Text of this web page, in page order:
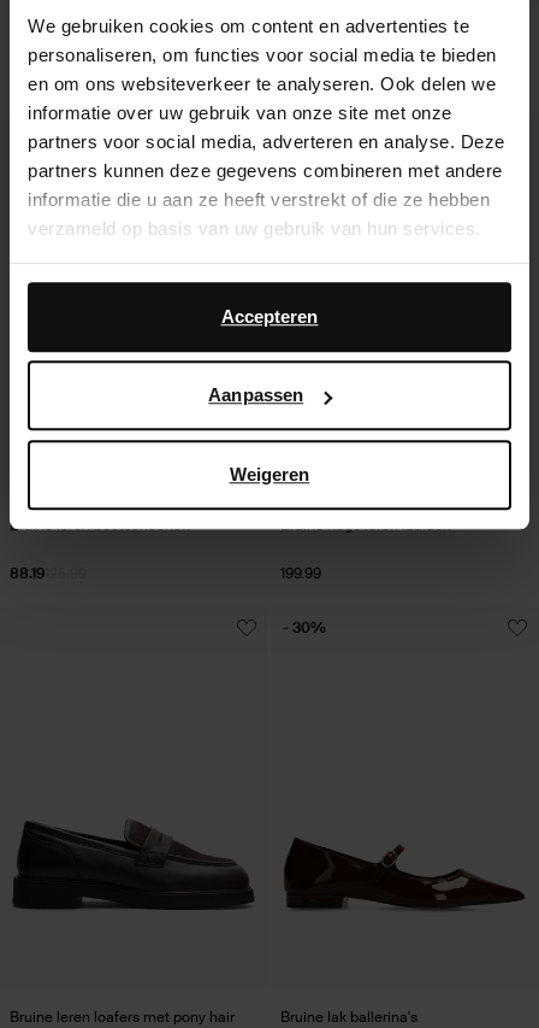
We gebruiken cookies om content en advertenties te
personaliseren, om functies voor social media te bieden
en om ons websiteverkeer te analyseren. Ook delen we
informatie over uw gebruik van onze site met onze
partners voor social media, adverteren en analyse. Deze
partners kunnen deze gegevens combineren met andere
informatie die u aan ze heeft verstrekt of die ze hebben
verzameld op basis van uw gebruik van hun services.
Daarnaast werken wij samen met Google voor
advertentie- en meetdoeleinden. Meer informatie over
hoe Google uw persoonsgegevens gebruikt, vindt u op
Accepteren
Aanpassen
Weigeren
Bruine leren loafers
125.99
Bruine suède cowboylaarzen met
stiksels
199.99
Bruine leren bootschoenen
88.19
- 30%
Bruine hoge leren laarzen
199.99
Bruine leren loafers met pony hair Bruine lak ballerina's
- 30%